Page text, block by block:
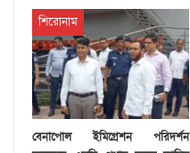
শিরোনাম
বেনাপোল ইমিগ্রেশন পরিদর্শন